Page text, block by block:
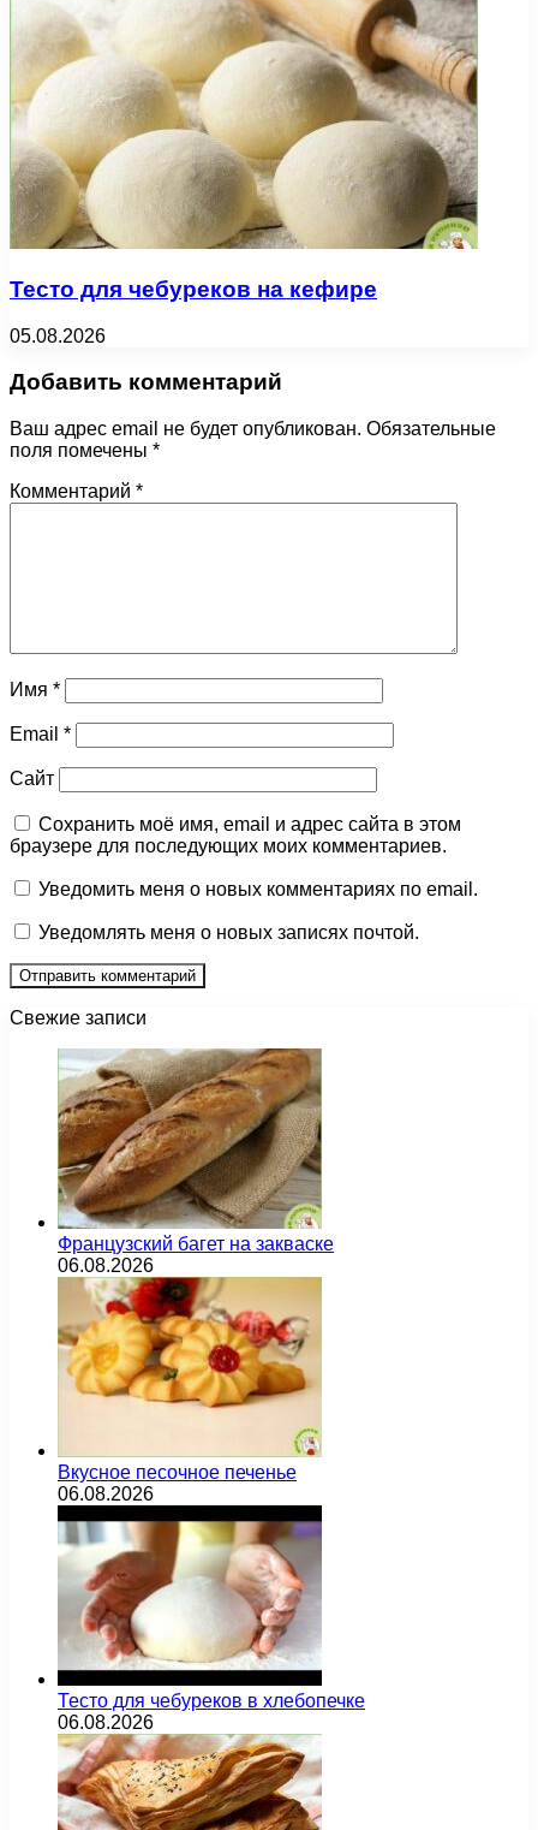
Тесто для чебуреков на кефире
05.08.2026
Добавить комментарий
Ваш адрес email не будет опубликован. Обязательные
поля помечены *
Комментарий *
Имя *
Email *
Сайт
Сохранить моё имя, email и адрес сайта в этом
браузере для последующих моих комментариев.
Уведомить меня о новых комментариях по email.
Уведомлять меня о новых записях почтой.
Свежие записи
Французский багет на закваске
06.08.2026
Вкусное песочное печенье
06.08.2026
Тесто для чебуреков в хлебопечке
06.08.2026